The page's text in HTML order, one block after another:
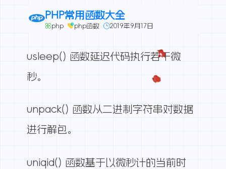
PHP常用函数大全
php php函数 2019年9月17日
usleep() 函数延迟代码执行若干微
秒。
unpack() 函数从二进制字符串对数据
进行解包。
uniqid() 函数基于以微秒计的当前时